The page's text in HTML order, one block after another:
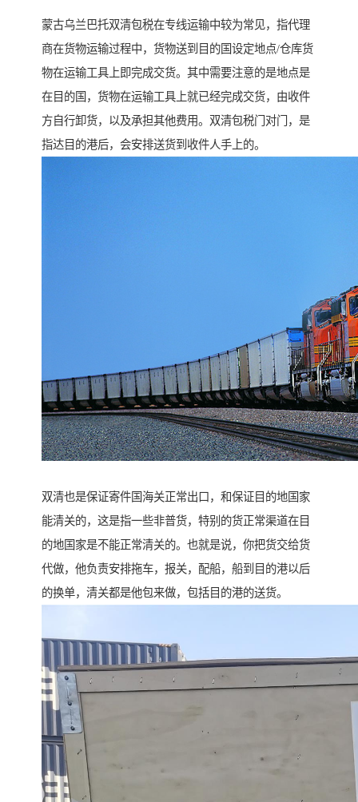
蒙古乌兰巴托双清包税在专线运输中较为常见，指代理
商在货物运输过程中，货物送到目的国设定地点/仓库货
物在运输工具上即完成交货。其中需要注意的是地点是
在目的国，货物在运输工具上就已经完成交货，由收件
方自行卸货，以及承担其他费用。双清包税门对门，是
指达目的港后，会安排送货到收件人手上的。
双清也是保证寄件国海关正常出口，和保证目的地国家
能清关的，这是指一些非普货，特别的货正常渠道在目
的地国家是不能正常清关的。也就是说，你把货交给货
代做，他负责安排拖车，报关，配船，船到目的港以后
的换单，清关都是他包来做，包括目的港的送货。